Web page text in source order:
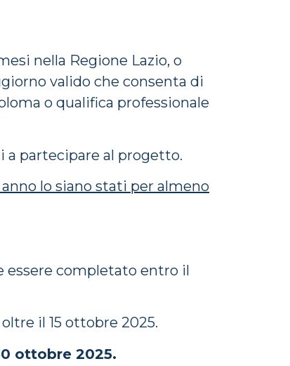
nella Regione Lazio, o
valido che consenta di
o qualifica professionale
a partecipare al progetto.
lo siano stati per almeno
essere completato entro il
il 15 ottobre 2025.
ottobre 2025.